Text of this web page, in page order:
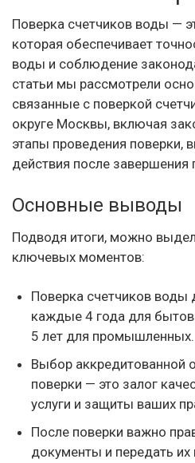
Поверка счетчиков воды —
которая обеспечивает
воды и соблюдение
статьи мы рассмотрели
связанные с поверкой
округе Москвы, включая
этапы проведения поверки,
действия после завершения
Основные выводы
Подводя итоги, можно
ключевых моментов:
Поверка счетчиков воды
каждые 4 года для
5 лет для промышленных.
Выбор аккредитованной
поверки — это залог
услуги и защиты ваших
После поверки важно
документы и передать